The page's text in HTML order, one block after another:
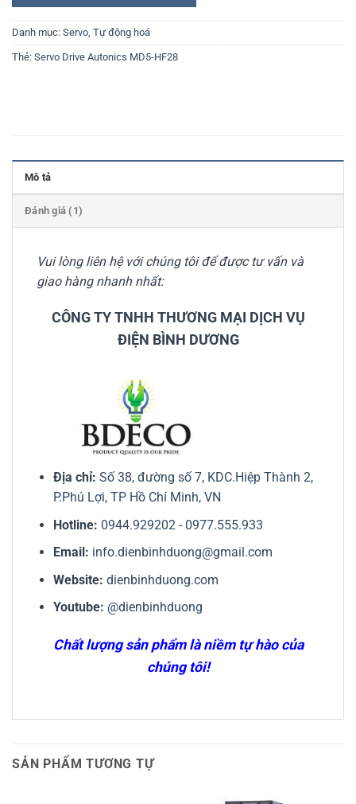
Danh mục: Servo Tự động hoá
Thẻ: Servo Drive Autonics MD5-HF28
Mô tả
Đánh giá (1)
Vui lòng liên hệ với chúng tôi để được tư vấn và
giao hàng nhanh nhất:
CÔNG TY TNHH THƯƠNG MẠI DỊCH VỤ
ĐIỆN BÌNH DƯƠNG
Địa chỉ: Số 38, đường số 7, KDC.Hiệp Thành 2,
P.Phú Lợi, TP Hồ Chí Minh, VN
Hotline: 0944.929202 - 0977.555.933
Email: info.dienbinhduong@gmail.com
Website: dienbinhduong.com
Youtube: @dienbinhduong
Chất lượng sản phẩm là niềm tự hào của
chúng tôi!
SẢN PHẨM TƯƠNG TỰ